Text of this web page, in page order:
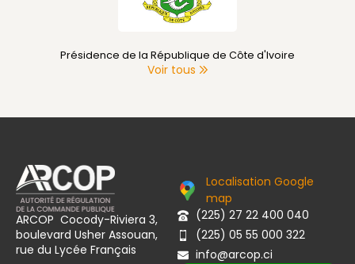
Présidence de la République de Côte d'Ivoire
Voir tous
ARCOP Cocody-Riviera 3,
boulevard Usher Assouan,
rue du Lycée Français
Localisation Google
map
(225) 27 22 400 040
(225) 05 55 000 322
info@arcop.ci